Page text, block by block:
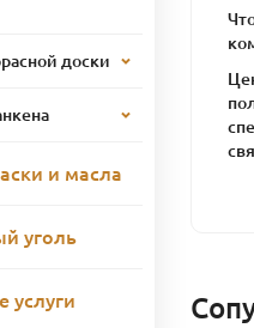
доски
и масла
уголь
услуги